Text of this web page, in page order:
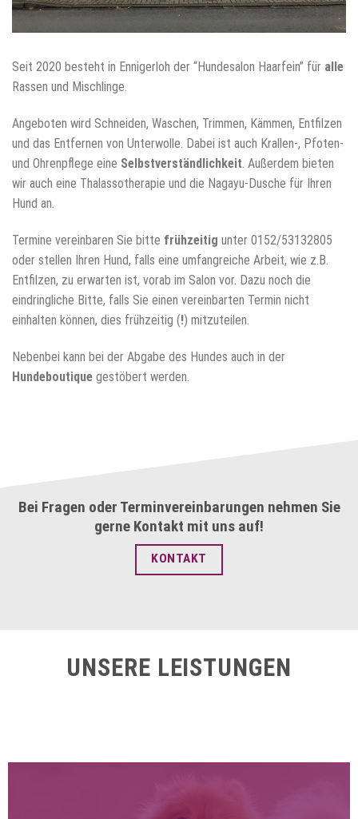
Seit 2020 besteht in Ennigerloh der “Hundesalon Haarfein” für alle
Rassen und Mischlinge.
Angeboten wird Schneiden, Waschen, Trimmen, Kämmen, Entfilzen
und das Entfernen von Unterwolle. Dabei ist auch Krallen-, Pfoten-
und Ohrenpflege eine Selbstverständlichkeit. Außerdem bieten
wir auch eine Thalassotherapie und die Nagayu-Dusche für Ihren
Hund an.
Termine vereinbaren Sie bitte frühzeitig unter 0152/53132805
oder stellen Ihren Hund, falls eine umfangreiche Arbeit, wie z.B.
Entfilzen, zu erwarten ist, vorab im Salon vor. Dazu noch die
eindringliche Bitte, falls Sie einen vereinbarten Termin nicht
einhalten können, dies frühzeitig (!) mitzuteilen.
Nebenbei kann bei der Abgabe des Hundes auch in der
Hundeboutique gestöbert werden.
Bei Fragen oder Terminvereinbarungen nehmen Sie
gerne Kontakt mit uns auf!
KONTAKT
UNSERE LEISTUNGEN